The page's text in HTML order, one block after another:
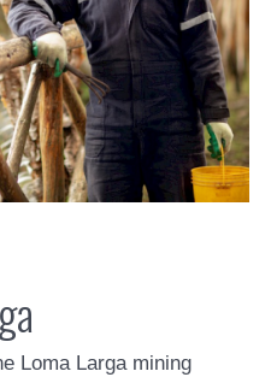
Loma Larga mining